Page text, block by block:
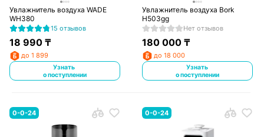
Увлажнитель воздуха WADE
WH380
15 отзывов
18 990₸
до 1 899
Узнать
о поступлении
Увлажнитель воздуха Bork
H503gg
Нет отзывов
180 000 ₸
до 18 000
Узнать
о поступлении
0-0-24 0-0-24